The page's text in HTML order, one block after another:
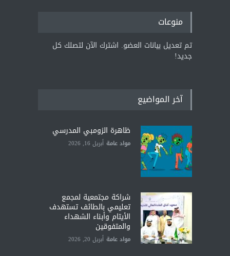
منوعات
تم تعديل بيانات العضو. اشترك الآن لتصلك كل
جديد!
آخر المواضيع
ظاهرة الزومبي المدرسي
مواد عامة أبريل 16, 2026
شراكة مجتمعية لمجمع
تعليمي بالطائف تستهدف
الأيتام وأبناء الشهداء
والمتفوقين
مواد عامة أبريل 20, 2026